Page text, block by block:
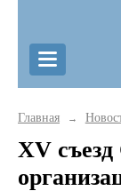
Главная →
XV